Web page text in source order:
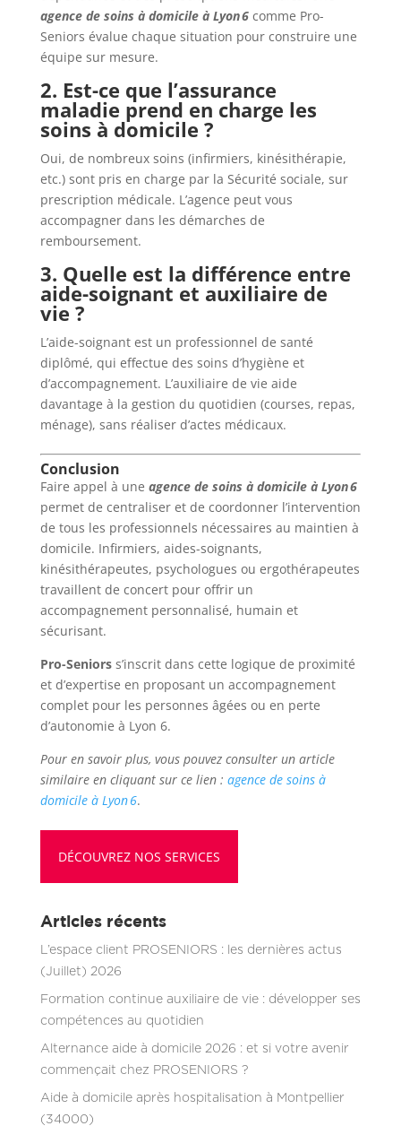
agence de soins à domicile à Lyon 6comme Pro-
Seniors évalue chaque situation pour construire une
équipe sur mesure.
2. Est-ce que l’assurance
maladie prend en charge les
soins à domicile ?
Oui, de nombreux soins (infirmiers, kinésithérapie,
etc.) sont pris en charge par la Sécurité sociale, sur
prescription médicale. L’agence peut vous
accompagner dans les démarches de
remboursement.
3. Quelle est la différence entre
aide-soignant et auxiliaire de
vie ?
L’aide-soignant est un professionnel de santé
diplômé, qui effectue des soins d’hygiène et
d’accompagnement. L’auxiliaire de vie aide
davantage à la gestion du quotidien (courses, repas,
ménage), sans réaliser d’actes médicaux.
Conclusion
Faire appel à une agence de soins à domicile à Lyon 6
permet de centraliser et de coordonner l’intervention
de tous les professionnels nécessaires au maintien à
domicile. Infirmiers, aides-soignants,
kinésithérapeutes, psychologues ou ergothérapeutes
travaillent de concert pour offrir un
accompagnement personnalisé, humain et
sécurisant.
Pro-Seniorss’inscrit dans cette logique de proximité
et d’expertise en proposant un accompagnement
complet pour les personnes âgées ou en perte
d’autonomie à Lyon 6.
Pour en savoir plus, vous pouvez consulter un article
similaire en cliquant sur ce lien : agence de soins à
domicile à Lyon 6.
DÉCOUVREZ NOS SERVICES
Articles récents
L’espace client PROSENIORS : les dernières actus
(Juillet) 2026
Formation continue auxiliaire de vie : développer ses
compétences au quotidien
Alternance aide à domicile 2026 : et si votre avenir
commençait chez PROSENIORS ?
Aide à domicile après hospitalisation à Montpellier
(34000)